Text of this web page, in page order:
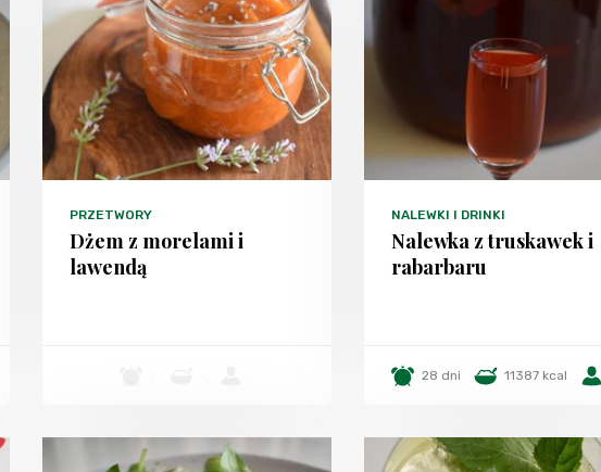
PRZETWORY
Dżem z morelami i
lawendą
NALEWKI I DRINKI
Nalewka z truskawek i
rabarbaru
28 dni 11387 kcal